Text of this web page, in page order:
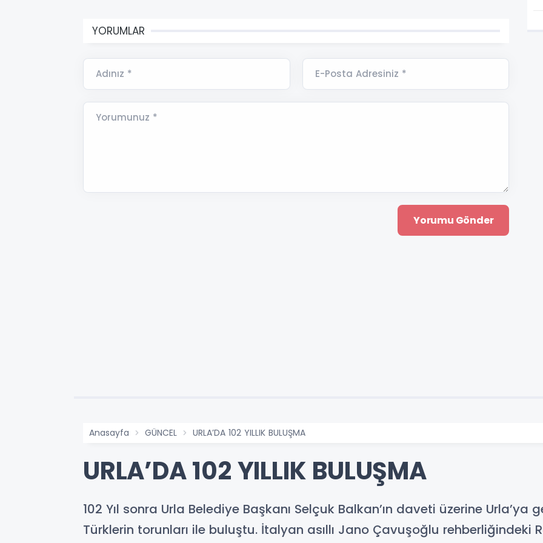
YORUMLAR
Adınız * E-Posta Adresiniz *
Yorumunuz *
Anasayfa GÜNCEL URLA’DA 102 YILLIK BULUŞMA
URLA’DA 102 YILLIK BULUŞMA
102 Yıl sonra Urla Belediye Başkanı Selçuk Balkan’ın daveti üzerine Urla’ya
Türklerin torunları ile buluştu. İtalyan asıllı Jano Çavuşoğlu rehberliğindeki